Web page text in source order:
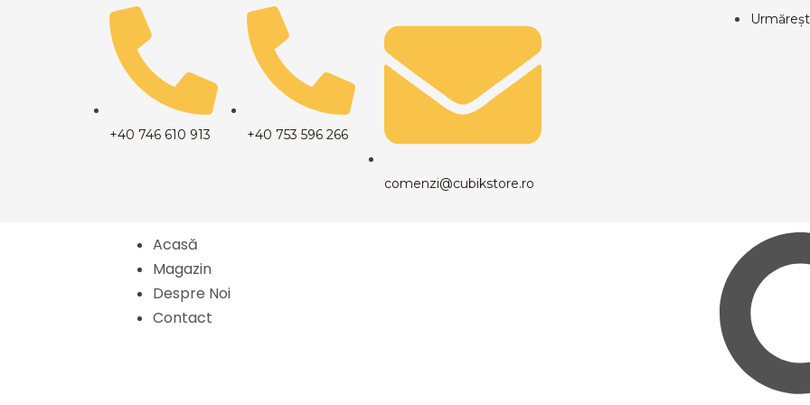
+40 746 610 913 +40 753 596 266
comenzi@cubikstore.ro
Acasă
Magazin
Despre Noi
Contact
Caută